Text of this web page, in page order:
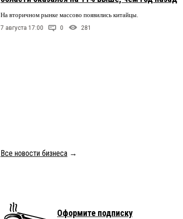
На вторичном рынке массово появились китайцы.
7 августа 17:00 0 281
Все новости бизнеса →
Оформите подписку